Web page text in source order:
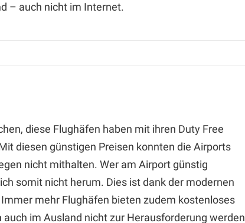
– auch nicht im Internet.
diese Flughäfen haben mit ihren Duty Free
diesen günstigen Preisen konnten die Airports
nicht mithalten. Wer am Airport günstig
somit nicht herum. Dies ist dank der modernen
mehr Flughäfen bieten zudem kostenloses
im Ausland nicht zur Herausforderung werden